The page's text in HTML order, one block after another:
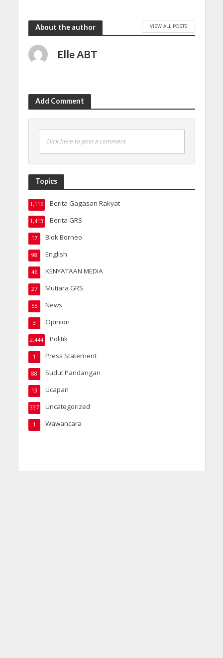
About the author VIEW ALL POSTS
Elle ABT
Add Comment
Click here to post a comment
Topics
Berita Gagasan Rakyat
1,116
Berita GRS
1,413
Blok Borneo
17
English
98
KENYATAAN MEDIA
46
Mutiara GRS
27
News
55
Opinion
3
Politik
2,444
Press Statement
1
Sudut Pandangan
88
Ucapan
13
Uncategorized
337
Wawancara
1